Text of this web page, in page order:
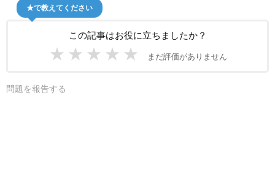
この記事はお役に立ちましたか？
★ ★ ★ ★ ★ まだ評価がありません
★で教えてください
問題を報告する